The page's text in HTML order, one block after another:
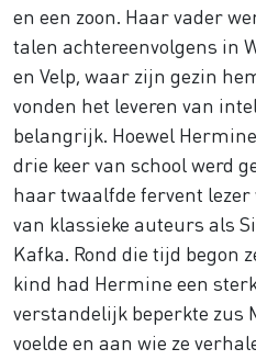
en een zoon. Haar vader
talen achtereenvolgens in
en Velp, waar zijn gezin
vonden het leveren van
belangrijk. Hoewel
drie keer van school werd
haar twaalfde fervent
van klassieke auteurs als
Kafka. Rond die tijd begon
kind had Hermine een
verstandelijk beperkte zus
voelde en aan wie ze